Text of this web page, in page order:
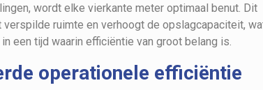
wordt elke vierkante meter optimaal benut. Dit
verspilde ruimte en verhoogt de opslagcapaciteit,
een tijd waarin efficiëntie van groot belang is.
operationele efficiëntie